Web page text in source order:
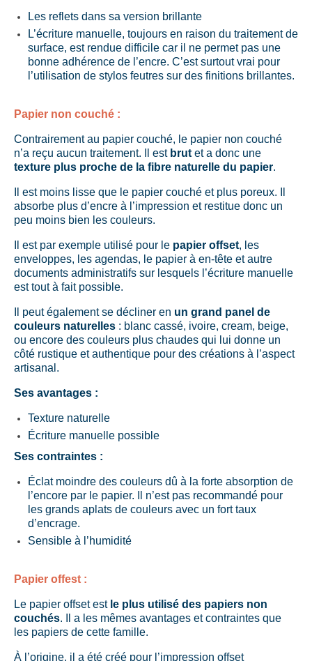
Les reflets dans sa version brillante
L’écriture manuelle, toujours en raison du traitement de
surface, est rendue difficile car il ne permet pas une
bonne adhérence de l’encre. C’est surtout vrai pour
l’utilisation de stylos feutres sur des finitions brillantes.
Papier non couché :
Contrairement au papier couché, le papier non couché
n’a reçu aucun traitement. Il est brut et a donc une
texture plus proche de la fibre naturelle du papier.
Il est moins lisse que le papier couché et plus poreux. Il
absorbe plus d’encre à l’impression et restitue donc un
peu moins bien les couleurs.
Il est par exemple utilisé pour le papier offset, les
enveloppes, les agendas, le papier à en-tête et autre
documents administratifs sur lesquels l’écriture manuelle
est tout à fait possible.
Il peut également se décliner en un grand panel de
couleurs naturelles : blanc cassé, ivoire, cream, beige,
ou encore des couleurs plus chaudes qui lui donne un
côté rustique et authentique pour des créations à l’aspect
artisanal.
Ses avantages :
Texture naturelle
Écriture manuelle possible
Ses contraintes :
Éclat moindre des couleurs dû à la forte absorption de
l’encore par le papier. Il n’est pas recommandé pour
les grands aplats de couleurs avec un fort taux
d’encrage.
Sensible à l’humidité
Papier offest :
Le papier offset est le plus utilisé des papiers non
couchés. Il a les mêmes avantages et contraintes que
les papiers de cette famille.
À l’origine, il a été créé pour l’impression offset